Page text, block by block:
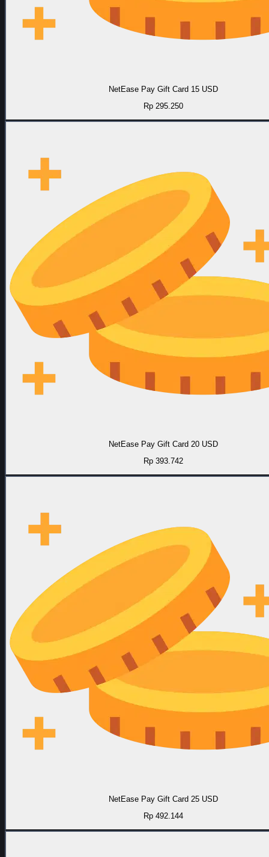
NetEase Pay Gift Card 15 USD
Rp 295.250
NetEase Pay Gift Card 20 USD
Rp 393.742
NetEase Pay Gift Card 25 USD
Rp 492.144